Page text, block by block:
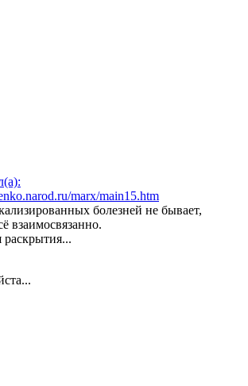
marx/main15.htm
болезней не бывает,
взаимосвязанно.